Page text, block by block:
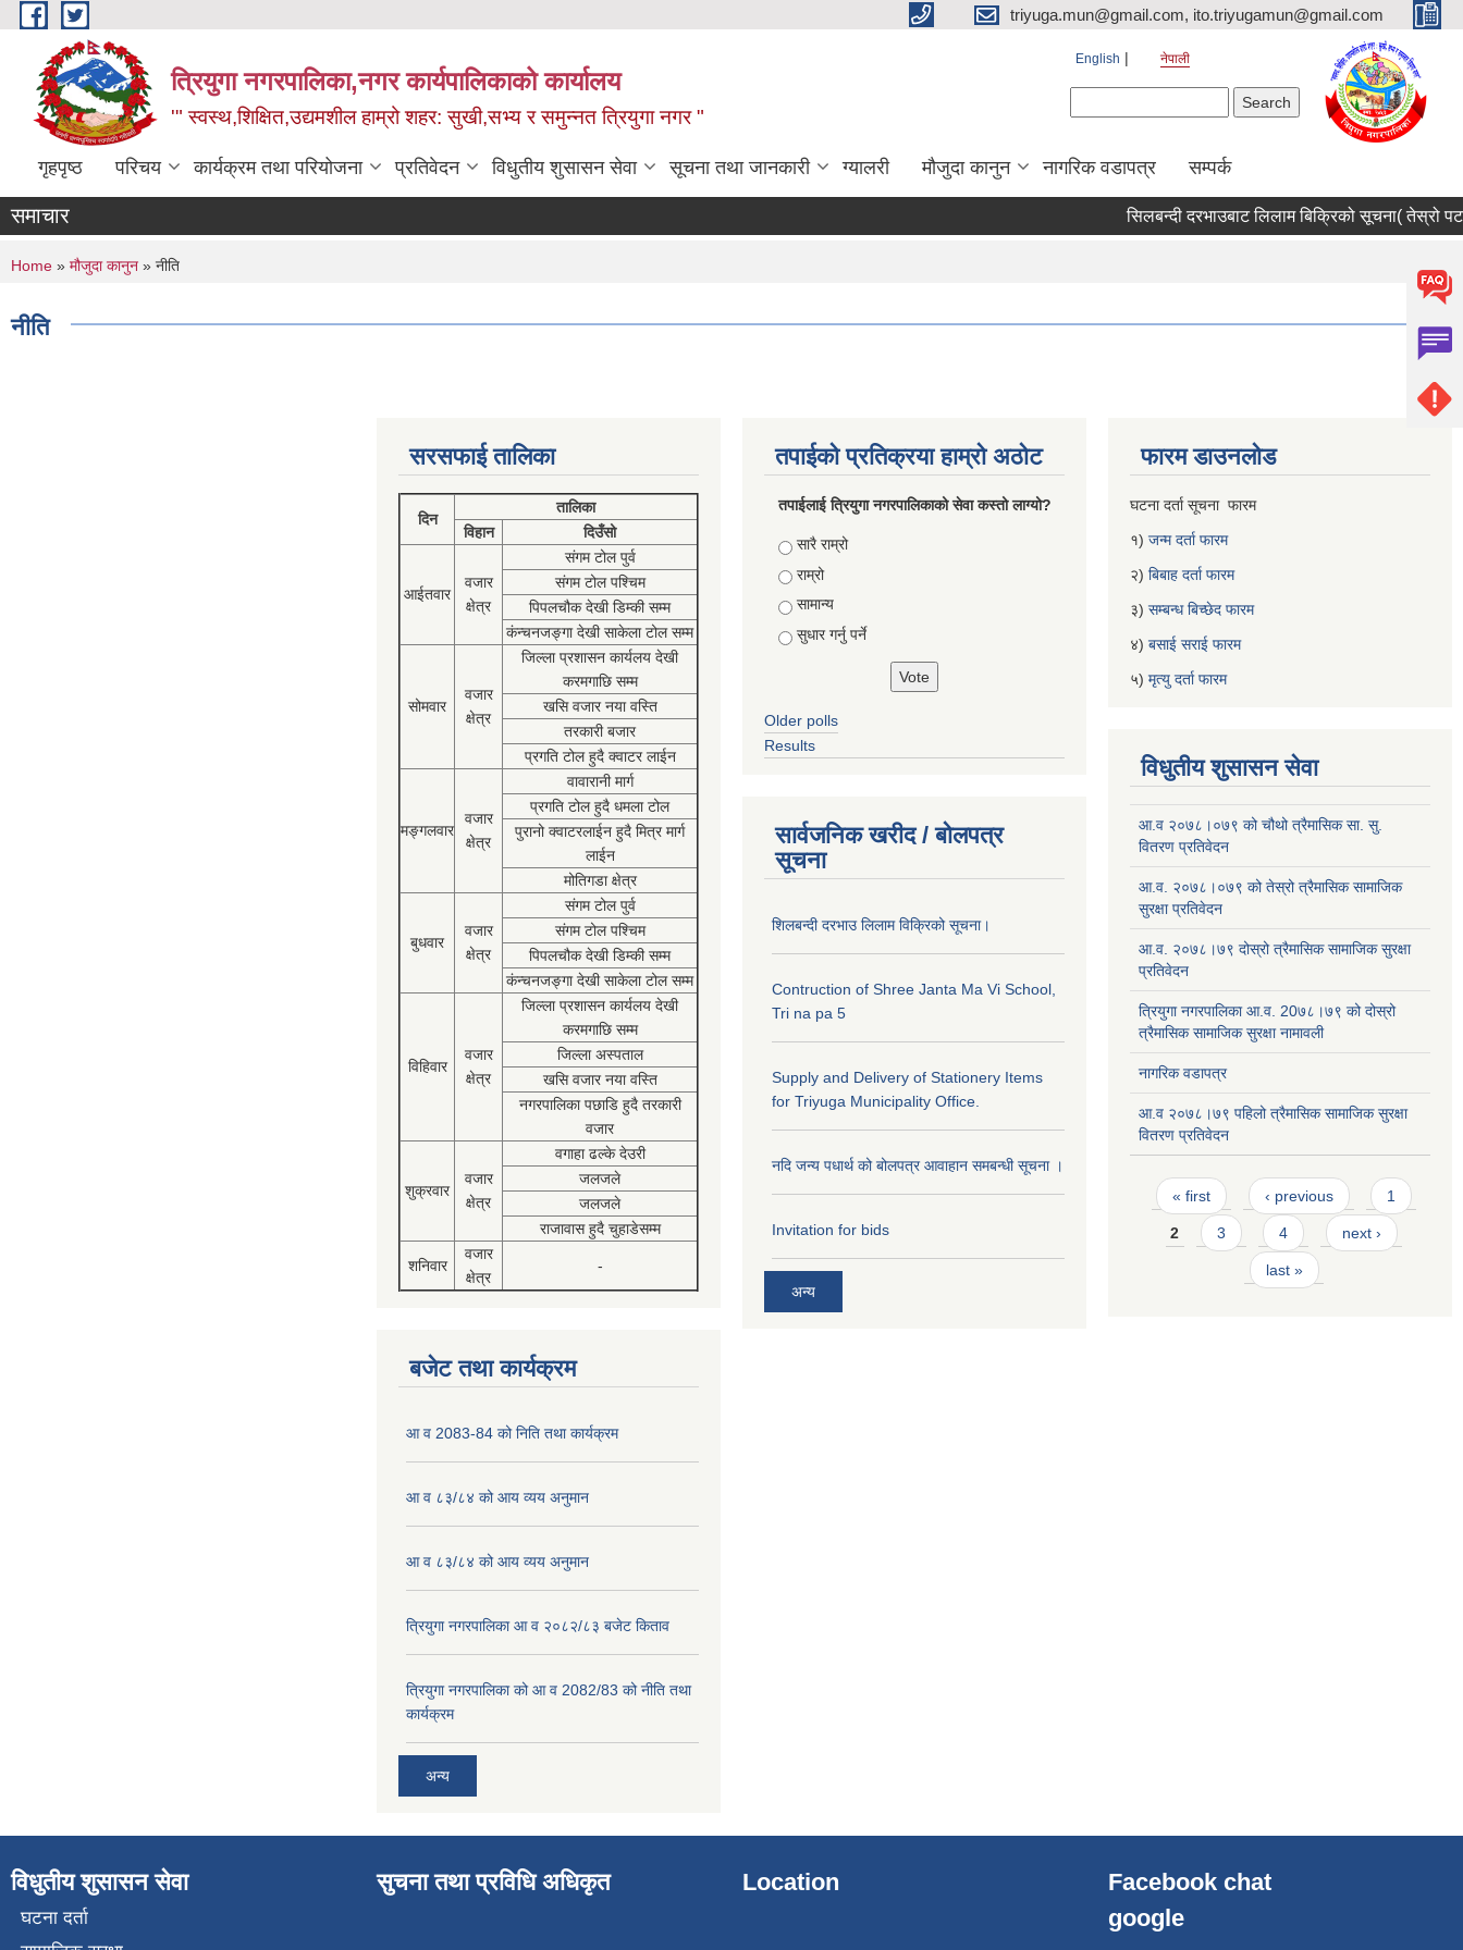
Skip to main content triyuga.mun@gmail.com, ito.triyugamun@gmail.com
त्रियुगा नगरपालिका,नगर कार्यपालिकाको कार्यालय
'" स्वस्थ,शिक्षित,उद्यमशील हाम्रो शहर: सुखी,सभ्य र समुन्नत त्रियुगा नगर "
English नेपाली
गृहपृष्ठ परिचय कार्यक्रम तथा परियोजना प्रतिवेदन विधुतीय शुसासन सेवा सूचना तथा जानकारी ग्यालरी मौजुदा कानुन नागरिक वडापत्र सम्पर्क
समाचार सिलबन्दी दरभाउबाट लिलाम बिक्रिको सूचना( तेस्रो
You are here
Home » मौजुदा कानुन » नीति
नीति
सरसफाई तालिका
दिन
तालिका
विहान
दिउँसो
आईतवार
वजार
क्षेत्र
संगम टोल पुर्व
संगम टोल पश्चिम
पिपलचौक देखी डिम्की सम्म
कंन्चनजङ्गा देखी साकेला टोल सम्म
सोमवार
वजार
क्षेत्र
जिल्ला प्रशासन कार्यलय देखी
करमगाछि सम्म
खसि वजार नया वस्ति
तरकारी बजार
प्रगति टोल हुदै क्वाटर लाईन
मङ्गलवार
वजार
क्षेत्र
वावारानी मार्ग
प्रगति टोल हुदै धमला टोल
पुरानो क्वाटरलाईन हुदै मित्र मार्ग
लाईन
मोतिगडा क्षेत्र
बुधवार
वजार
क्षेत्र
संगम टोल पुर्व
संगम टोल पश्चिम
पिपलचौक देखी डिम्की सम्म
कंन्चनजङ्गा देखी साकेला टोल सम्म
विहिवार
वजार
क्षेत्र
जिल्ला प्रशासन कार्यलय देखी
करमगाछि सम्म
जिल्ला अस्पताल
खसि वजार नया वस्ति
नगरपालिका पछाडि हुदै तरकारी
वजार
शुक्रवार
वजार
क्षेत्र
वगाहा ढल्के देउरी
जलजले
जलजले
राजावास हुदै चुहाडेसम्म
शनिवार
वजार
क्षेत्र
-
बजेट तथा कार्यक्रम
आ व 2083-84 को निति तथा कार्यक्रम
आ व ८३/८४ को आय व्यय अनुमान
आ व ८३/८४ को आय व्यय अनुमान
त्रियुगा नगरपालिका आ व २०८२/८३ बजेट किताव
त्रियुगा नगरपालिका को आ व 2082/83 को नीति तथा
कार्यक्रम
अन्य
तपाईको प्रतिक्रया हाम्रो अठोट
तपाईलाई त्रियुगा नगरपालिकाको सेवा कस्तो लाग्यो?
Choices
सारै राम्रो
राम्रो
सामान्य
सुधार गर्नु पर्ने
Older polls
Results
सार्वजनिक खरीद / बोलपत्र
सूचना
शिलबन्दी दरभाउ लिलाम विक्रिको सूचना।
Contruction of Shree Janta Ma Vi School,
Tri na pa 5
Supply and Delivery of Stationery Items
for Triyuga Municipality Office.
नदि जन्य पधार्थ को बोलपत्र आवाहान समबन्धी सूचना ।
Invitation for bids
अन्य
फारम डाउनलोड
घटना दर्ता सूचना फारम
१) जन्म दर्ता फारम
२) बिबाह दर्ता फारम
३) सम्बन्ध बिच्छेद फारम
४) बसाई सराई फारम
५) मृत्यु दर्ता फारम
विधुतीय शुसासन सेवा
आ.व २०७८।०७९ को चौथो त्रैमासिक सा. सु.
वितरण प्रतिवेदन
आ.व. २०७८।०७९ को तेस्रो त्रैमासिक सामाजिक
सुरक्षा प्रतिवेदन
आ.व. २०७८।७९ दोस्रो त्रैमासिक सामाजिक सुरक्षा
प्रतिवेदन
त्रियुगा नगरपालिका आ.व. 20७८।७९ को दोस्रो
त्रैमासिक सामाजिक सुरक्षा नामावली
नागरिक वडापत्र
आ.व २०७८।७९ पहिलो त्रैमासिक सामाजिक सुरक्षा
वितरण प्रतिवेदन
Pages
« first ‹ previous 1
2 3 4 next ›
last »
विधुतीय शुसासन सेवा
घटना दर्ता
सुचना तथा प्रविधि अधिकृत Location
Facebook chat
google